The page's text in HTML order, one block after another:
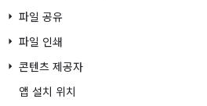
파일 공유
파일 인쇄
콘텐츠 제공자
앱 설치 위치